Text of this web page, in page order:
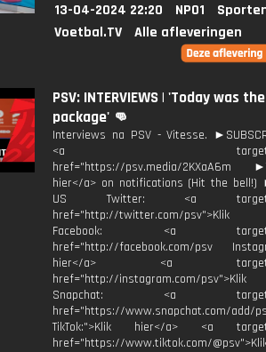
13-04-2024 22:20 NPO1
Voetbal.TV
Alle afleveringen
PSV: INTERVIEWS | 'Today was
package' 👊
Interviews na PSV - Vitesse.
<a
href="https://psv.media/2KXaA6m
hier</a> on notifications (Hit the bell!)
US Twitter: <a
href="http://twitter.com/psv">Klik
Facebook: <a
href="http://facebook.com/psv
hier</a> <a
href="http://instagram.com/
Snapchat: <a
href="https://www.snapchat.com/add/
TikTok:">Klik hier</a> <a
href="https://www.tiktok.com/